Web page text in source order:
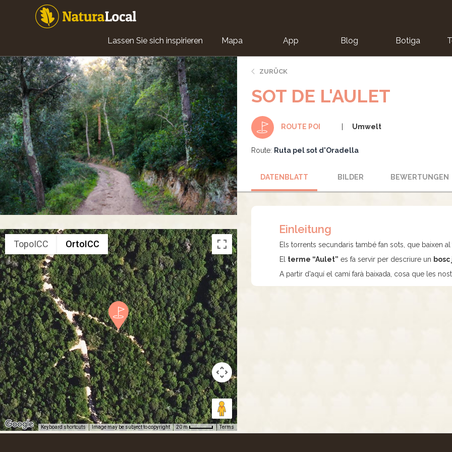
Main
navigation
Lassen Sie sich inspirieren Mapa App Blog Botiga
TopoICC OrtoICC
Keyboard shortcuts Image may be subject to copyright 20 m Terms
ZURÜCK
SOT DE L'AULET
ROUTE POI Umwelt
Route: Ruta pel sot d'Oradella
DATENBLATT BILDER BEWERTUNGEN
Einleitung
Els torrents secundaris també fan sots, que baixen al
El terme “Aulet” es fa servir per descriure un
A partir d'aquí el camí farà baixada, cosa que les